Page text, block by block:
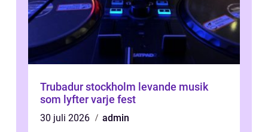
Trubadur stockholm levande musik
som lyfter varje fest
30 juli 2026
admin